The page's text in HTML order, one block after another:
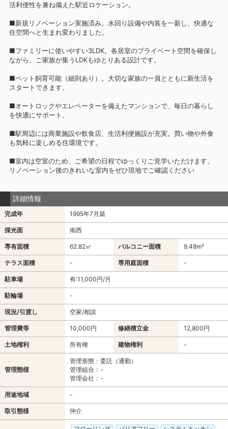
活利便性を兼ね備えた駅近ロケーション。
■新規リノベーション実施済み。水回り設備や内装を一新し、快適な
住空間へと生まれ変わりました。
■ファミリーに使いやすい3LDK。各居室のプライベート空間を確保し
ながら、ご家族が集うLDKもゆとりある設計です。
■ペット飼育可能（細則あり）。大切な家族の一員とともに新生活を
スタートできます。
■オートロックやエレベーターを備えたマンションで、毎日の暮らし
を快適にサポート。
■駅周辺には商業施設や飲食店、生活利便施設が充実。買い物や外食
も気軽に楽しめる住環境です。
■室内は空室のため、ご希望の日程でゆっくりご見学いただけます。
リノベーション後のきれいな室内をぜひ現地でご確認ください
詳細情報
完成年 1995年7月築
採光面 南西
専有面積 62.82㎡ バルコニー面積 9.48m²
テラス面積 - 専用庭面積 -
駐車場 有:11,000円/月
駐輪場 -
現況/引渡し 空家/相談
管理費等 10,000円 修繕積立金 12,800円
土地権利 所有権 建物権利 -
管理態様
管理形態：委託（通勤）
管理組合：-
管理会社：-
用途地域 -
取引態様 仲介